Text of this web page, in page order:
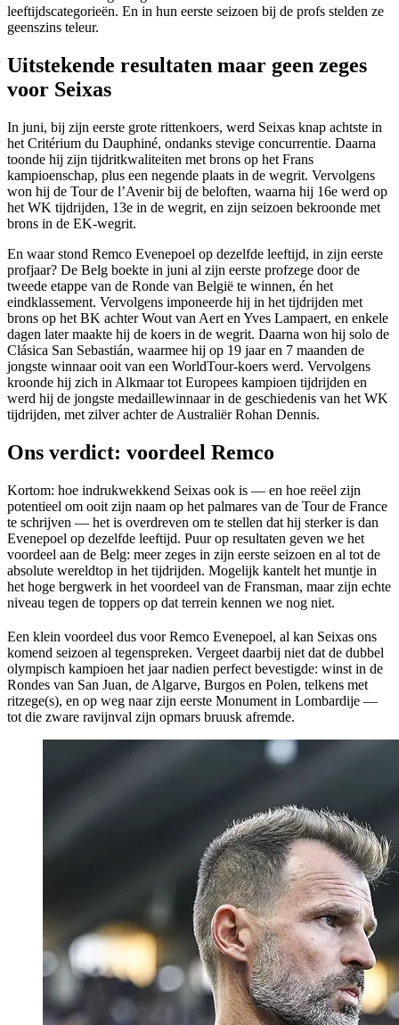
leeftijdscategorieën. En in hun eerste seizoen bij de profs stelden ze
geenszins teleur.
Uitstekende resultaten maar geen zeges
voor Seixas
In juni, bij zijn eerste grote rittenkoers, werd Seixas knap achtste in
het Critérium du Dauphiné, ondanks stevige concurrentie. Daarna
toonde hij zijn tijdritkwaliteiten met brons op het Frans
kampioenschap, plus een negende plaats in de wegrit. Vervolgens
won hij de Tour de l’Avenir bij de beloften, waarna hij 16e werd op
het WK tijdrijden, 13e in de wegrit, en zijn seizoen bekroonde met
brons in de EK-wegrit.
En waar stond Remco Evenepoel op dezelfde leeftijd, in zijn eerste
profjaar? De Belg boekte in juni al zijn eerste profzege door de
tweede etappe van de Ronde van België te winnen, én het
eindklassement. Vervolgens imponeerde hij in het tijdrijden met
brons op het BK achter Wout van Aert en Yves Lampaert, en enkele
dagen later maakte hij de koers in de wegrit. Daarna won hij solo de
Clásica San Sebastián, waarmee hij op 19 jaar en 7 maanden de
jongste winnaar ooit van een WorldTour-koers werd. Vervolgens
kroonde hij zich in Alkmaar tot Europees kampioen tijdrijden en
werd hij de jongste medaillewinnaar in de geschiedenis van het WK
tijdrijden, met zilver achter de Australiër Rohan Dennis.
Ons verdict: voordeel Remco
Kortom: hoe indrukwekkend Seixas ook is — en hoe reëel zijn
potentieel om ooit zijn naam op het palmares van de Tour de France
te schrijven — het is overdreven om te stellen dat hij sterker is dan
Evenepoel op dezelfde leeftijd. Puur op resultaten geven we het
voordeel aan de Belg: meer zeges in zijn eerste seizoen en al tot de
absolute wereldtop in het tijdrijden. Mogelijk kantelt het muntje in
het hoge bergwerk in het voordeel van de Fransman, maar zijn echte
niveau tegen de toppers op dat terrein kennen we nog niet.
Een klein voordeel dus voor Remco Evenepoel, al kan Seixas ons
komend seizoen al tegenspreken. Vergeet daarbij niet dat de dubbel
olympisch kampioen het jaar nadien perfect bevestigde: winst in de
Rondes van San Juan, de Algarve, Burgos en Polen, telkens met
ritzege(s), en op weg naar zijn eerste Monument in Lombardije —
tot die zware ravijnval zijn opmars bruusk afremde.